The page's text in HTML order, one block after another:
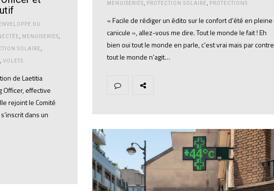
ENVELOPPE DU
MENUISERIES
SOLAIRE
VOLETS
de Laetitia
Officer, effective
rejoint le Comité
dans un
MENUISERIES, PROTECTION SOLAIRE, PROTECTIONS
« Facile de rédiger un édito sur le confort d’été en pleine
canicule », allez-vous me dire. Tout le monde le fait ! Eh
bien oui tout le monde en parle, c’est vrai mais par contre
tout le monde n’agit…